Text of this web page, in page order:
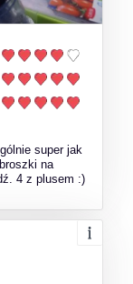
super jak
na
4 z plusem :)